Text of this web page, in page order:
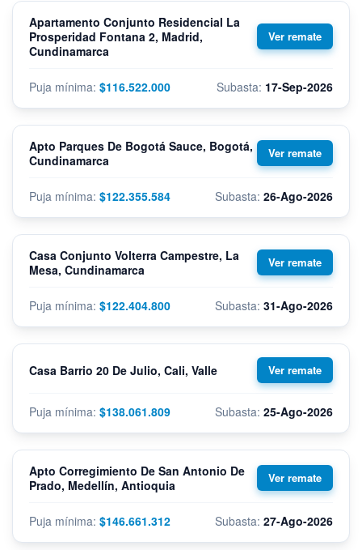
$116.522.000
Apartamento Conjunto Residencial La
Prosperidad Fontana 2, Madrid,
Cundinamarca
17-Sep-2026
$122.355.584
Apto Parques De Bogotá Sauce, Bogotá,
Cundinamarca
26-Ago-2026
$122.404.800
Casa Conjunto Volterra Campestre, La
Mesa, Cundinamarca
31-Ago-2026
$138.061.809
Casa Barrio 20 De Julio, Cali, Valle
25-Ago-2026
$146.661.312
Apto Corregimiento De San Antonio De
Prado, Medellín, Antioquia
27-Ago-2026